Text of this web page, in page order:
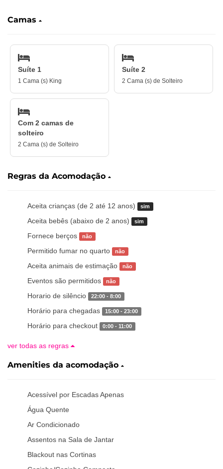
Camas
Suíte 1
1 Cama (s) King
Suíte 2
2 Cama (s) de Solteiro
Com 2 camas de
solteiro
2 Cama (s) de Solteiro
Regras da Acomodação
Aceita crianças (de 2 até 12 anos) sim
Aceita bebês (abaixo de 2 anos) sim
Fornece berços não
Permitido fumar no quarto não
Aceita animais de estimação não
Eventos são permitidos não
Horario de silêncio 22:00 - 8:00
Horário para chegadas 15:00 - 23:00
Horário para checkout 0:00 - 11:00
ver todas as regras
Amenities da acomodação
Acessível por Escadas Apenas
Água Quente
Ar Condicionado
Assentos na Sala de Jantar
Blackout nas Cortinas